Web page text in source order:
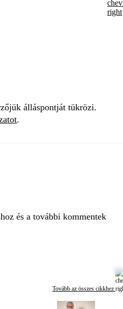
álláspontját tükrözi.
.
és a további kommentek
Tovább az összes cikkhez